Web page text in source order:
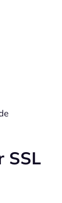
SSL